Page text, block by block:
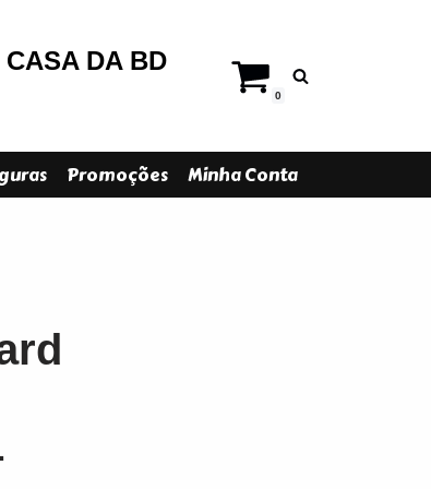
DA BD
0
Promoções Minha Conta